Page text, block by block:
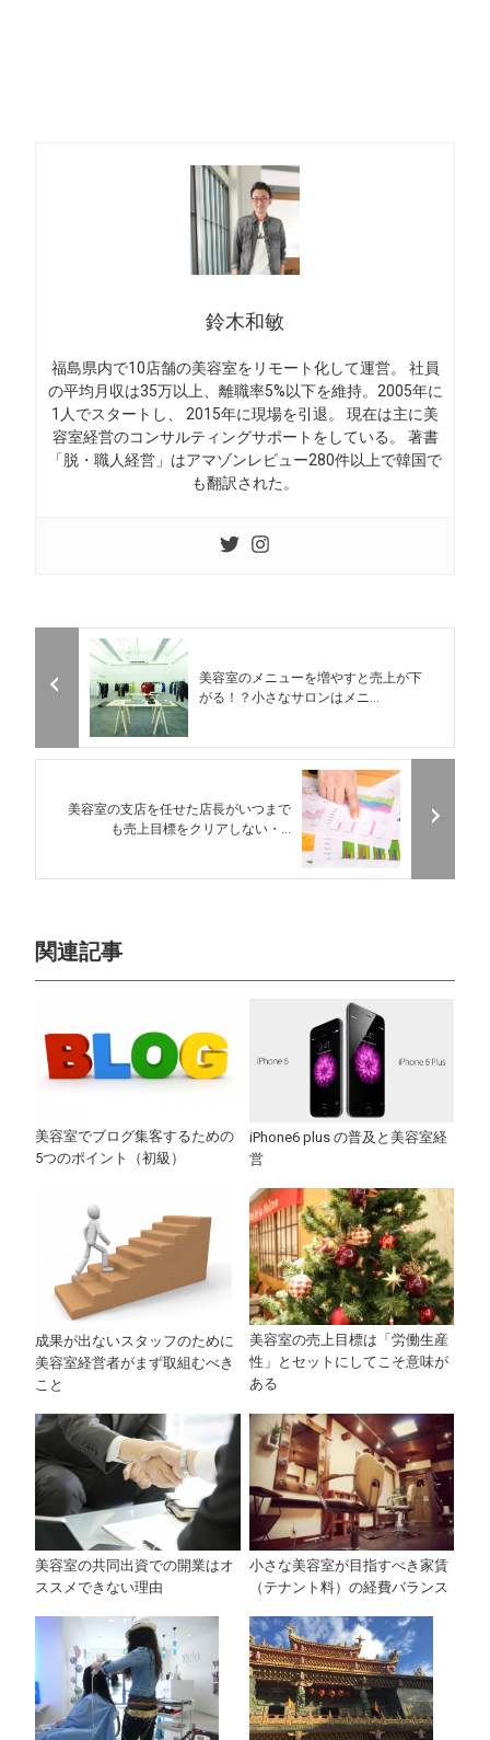
鈴木和敏
福島県内で10店舗の美容室をリモート化して運営。 社員
の平均月収は35万以上、離職率5%以下を維持。2005年に
1人でスタートし、 2015年に現場を引退。 現在は主に美
容室経営のコンサルティングサポートをしている。 著書
「脱・職人経営」はアマゾンレビュー280件以上で韓国で
も翻訳された。
美容室のメニューを増やすと売上が下
がる！？小さなサロンはメニ...
美容室の支店を任せた店長がいつまで
も売上目標をクリアしない・...
関連記事
美容室でブログ集客するための
5つのポイント（初級）
iPhone6 plus の普及と美容室経
営
成果が出ないスタッフのために
美容室経営者がまず取組むべき
こと
美容室の売上目標は「労働生産
性」とセットにしてこそ意味が
ある
美容室の共同出資での開業はオ
ススメできない理由
小さな美容室が目指すべき家賃
（テナント料）の経費バランス